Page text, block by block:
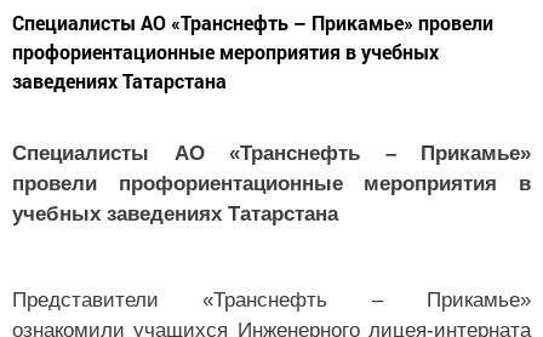
Специалисты АО «Транснефть – Прикамье» провели
профориентационные мероприятия в учебных
заведениях Татарстана
Специалисты АО «Транснефть – Прикамье»
провели профориентационные мероприятия в
учебных заведениях Татарстана
Представители «Транснефть – Прикамье»
ознакомили учащихся Инженерного лицея-интерната